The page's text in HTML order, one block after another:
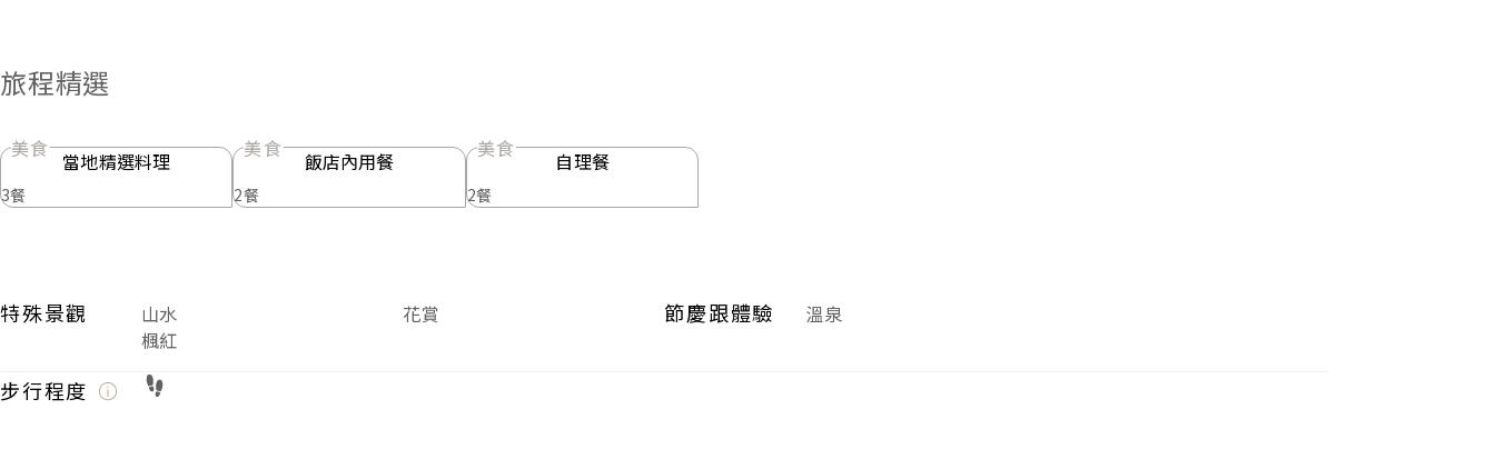
旅程精選
美食 當地精選料理
3餐
美食 飯店內用餐
2餐
美食 自理餐
2餐
特殊景觀 山水
花賞
楓紅
節慶跟體驗 溫泉
步行程度